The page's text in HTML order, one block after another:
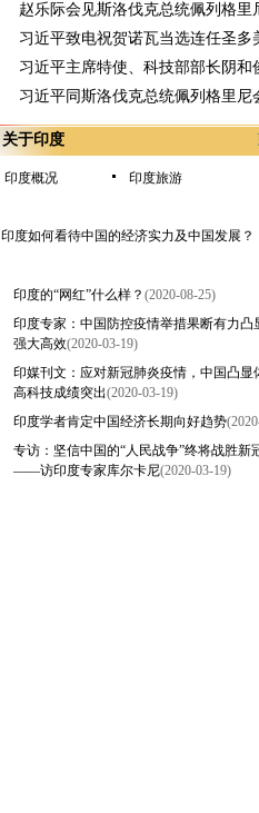
赵乐际会见斯洛伐克总统佩列格里
习近平致电祝贺诺瓦当选连任圣多
习近平主席特使、科技部部长阴
习近平同斯洛伐克总统佩列格里尼
关于印度
印度概况 印度旅游
印度如何看待中国的经济实力及中国发展？
印度的“网红”什么样？ (2020-08-25)
印度专家：中国防控疫情举措果断有力凸
强大高效(2020-03-19)
印媒刊文：应对新冠肺炎疫情，中国凸显
高科技成绩突出(2020-03-19)
印度学者肯定中国经济长期向好趋势
专访：坚信中国的“人民战争”终将战胜新
——访印度专家库尔卡尼(2020-03-19)